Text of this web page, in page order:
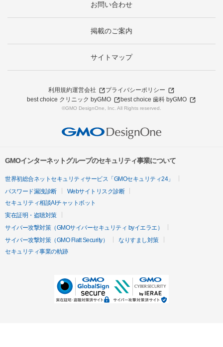
お問い合わせ
掲載のご案内
サイトマップ
利用規約運営会社
プライバシーポリシー
best choice クリニック byGMO
best choice 歯科 byGMO
©GMO DesignOne, Inc. All Rights reserved.
GMOインターネットグループのセキュリティ事業について
世界初総合ネットセキュリティサービス「GMOセキュリティ24」
パスワード漏洩診断
Webサイトリスク診断
セキュリティ相談AIチャットボット
実在証明・盗聴対策
サイバー攻撃対策（GMOサイバーセキュリティ byイエラエ）
サイバー攻撃対策（GMO Flatt Security）
なりすまし対策
セキュリティ事業の軌跡